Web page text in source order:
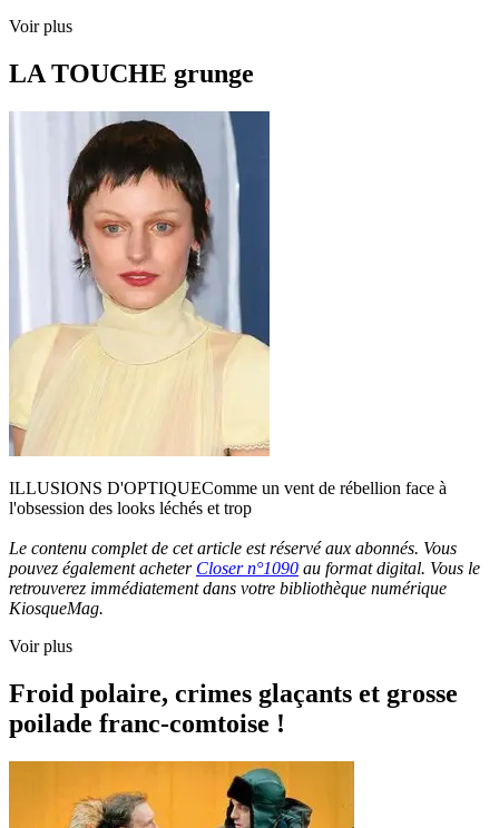
Voir plus
LA TOUCHE grunge
ILLUSIONS D'OPTIQUEComme un vent de rébellion face à
l'obsession des looks léchés et trop
Le contenu complet de cet article est réservé aux abonnés. Vous
pouvez également acheter Closer n°1090 au format digital. Vous le
retrouverez immédiatement dans votre bibliothèque numérique
KiosqueMag.
Voir plus
Froid polaire, crimes glaçants et grosse
poilade franc-comtoise !